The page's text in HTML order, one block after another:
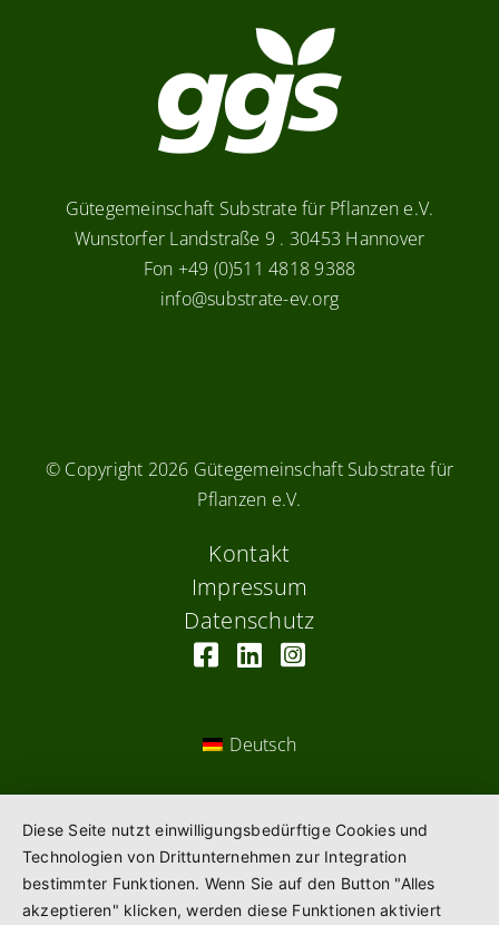
Gütegemeinschaft Substrate für Pflanzen e.V.
Wunstorfer Landstraße 9 . 30453 Hannover
Fon +49 (0)511 4818 9388
info@substrate-ev.org
© Copyright 2026 Gütegemeinschaft Substrate für
Pflanzen e.V.
Kontakt
Impressum
Datenschutz
Deutsch
Diese Seite nutzt einwilligungsbedürftige Cookies und
Technologien von Drittunternehmen zur Integration
bestimmter Funktionen. Wenn Sie auf den Button "Alles
akzeptieren" klicken, werden diese Funktionen aktiviert